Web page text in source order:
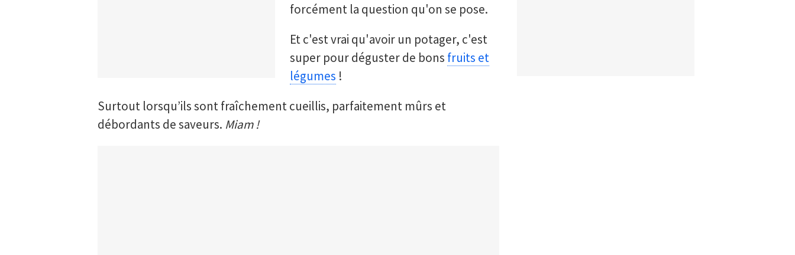
forcément la question qu'on se pose.
Et c'est vrai qu'avoir un potager, c'est
super pour déguster de bons fruits et
légumes !
Surtout lorsqu’ils sont fraîchement cueillis, parfaitement mûrs et
débordants de saveurs. Miam !